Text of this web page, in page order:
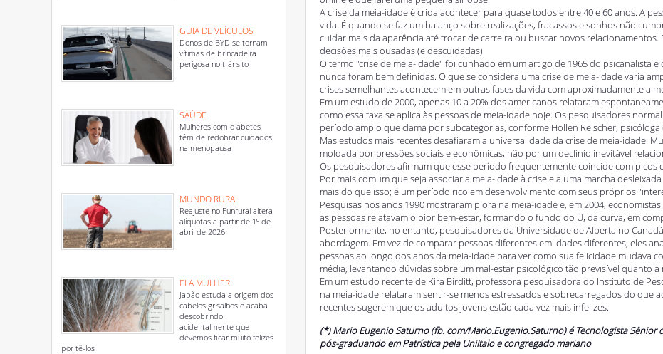
GUIA DE VEÍCULOS
Donos de BYD se tornam
vítimas de brincadeira
perigosa no trânsito
SAÚDE
Mulheres com diabetes
têm de redobrar cuidados
na menopausa
MUNDO RURAL
Reajuste no Funrural altera
alíquotas a partir de 1º de
abril de 2026
ELA MULHER
Japão estuda a origem dos
cabelos grisalhos e acaba
descobrindo
acidentalmente que
devemos ficar muito felizes
por tê-los
A crise da meia-idade é crida acontecer para quase todos entre 40 e 60 anos. A
vida. É quando se faz um balanço sobre realizações, fracassos e sonhos não
cuidar mais da aparência até trocar de carreira ou buscar novos
decisões mais ousadas (e descuidadas).
O termo "crise de meia-idade" foi cunhado em um artigo de 1965 do psicanalista e
nunca foram bem definidas. O que se considera uma crise de meia-idade varia
crises semelhantes acontecem em outras fases da vida com aproximadamente a
Em um estudo de 2000, apenas 10 a 20% dos americanos relataram
como essa taxa se aplica às pessoas de meia-idade hoje. Os pesquisadores
período amplo que clama por subcategorias, conforme Hollen Reischer,
Mas estudos mais recentes desafiaram a universalidade da crise de meia-idade.
moldada por pressões sociais e econômicas, não por um declínio inevitável
Os pesquisadores afirmam que esse período frequentemente coincide com picos
Por mais comum que seja associar a meia-idade à crise e a uma marcha
mais do que isso; é um período rico em desenvolvimento com seus próprios
Pesquisas nos anos 1990 mostraram piora na meia-idade e, em 2004,
as pessoas relatavam o pior bem-estar, formando o fundo do U, da curva, em
Posteriormente, no entanto, pesquisadores da Universidade de Alberta no
abordagem. Em vez de comparar pessoas diferentes em idades diferentes, eles
pessoas ao longo dos anos da meia-idade para ver como sua felicidade mudava
média, levantando dúvidas sobre um mal-estar psicológico tão previsível quanto
Em um estudo recente de Kira Birditt, professora pesquisadora do Instituto de
na meia-idade relataram sentir-se menos estressados e sobrecarregados do que
recentes sugerem que os adultos jovens estão cada vez mais infelizes.
(*) Mario Eugenio Saturno (fb. com/Mario.Eugenio.Saturno) é Tecnologista Sênior
pós-graduando em Patrística pela UniItalo e congregado mariano